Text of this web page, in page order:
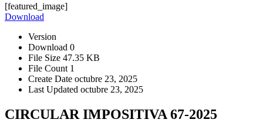
[featured_image]
Download
Version
Download 0
File Size 47.35 KB
File Count 1
Create Date octubre 23, 2025
Last Updated octubre 23, 2025
CIRCULAR IMPOSITIVA 67-2025